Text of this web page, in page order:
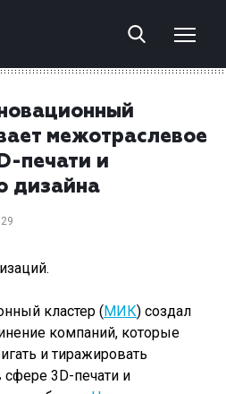
межотраслевое
печати и
дизайна
кластер (МИК) создал
компаний, которые
и тиражировать
3D-печати и